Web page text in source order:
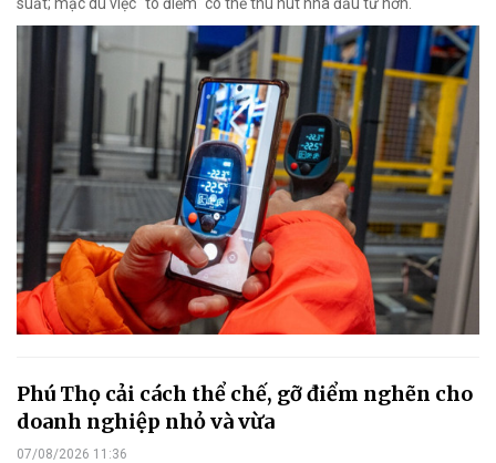
Phú Thọ cải cách thể chế, gỡ điểm nghẽn cho
doanh nghiệp nhỏ và vừa
07/08/2026 11:36